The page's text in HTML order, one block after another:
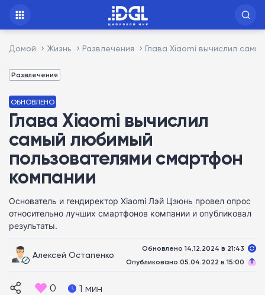
Домой Жизнь Развлечения Глава Xiaomi вычислил
Развлечения
ОБНОВЛЕНО
Глава Xiaomi вычислил
самый любимый
пользователями смартфон
компании
Основатель и гендиректор Xiaomi Лэй Цзюнь провел опрос
относительно лучших смартфонов компании и опубликовал
результаты.
Алексей Остапенко
Обновлено 14.12.2024 в 21:43
Опубликовано 05.04.2022 в 15:00
0 1 мин